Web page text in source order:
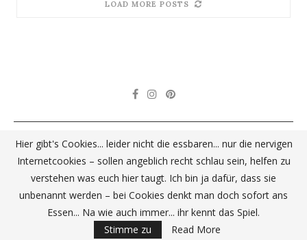
LOAD MORE POSTS
Unterwegs Darüber Nachgedacht Fotografie
Nachhaltigkeit
Rezepte
Wandertouren Über mich Kontakt
Impressum
Cookie-Richtlinie (EU)
@2020 - BeRoSa GoGreen. All Right Reserved.
BACK TO TOP
Hier gibt's Cookies... leider nicht die essbaren... nur die nervigen
Internetcookies – sollen angeblich recht schlau sein, helfen zu
verstehen was euch hier taugt. Ich bin ja dafür, dass sie
unbenannt werden – bei Cookies denkt man doch sofort ans
Essen... Na wie auch immer... ihr kennt das Spiel.
Stimme zu
Read More